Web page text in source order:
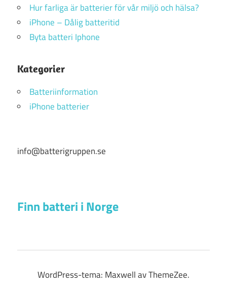
Hur farliga är batterier för vår miljö och hälsa?
iPhone – Dålig batteritid
Byta batteri Iphone
Kategorier
Batteriinformation
iPhone batterier
info@batterigruppen.se
Finn batteri i Norge
WordPress-tema: Maxwell av ThemeZee.